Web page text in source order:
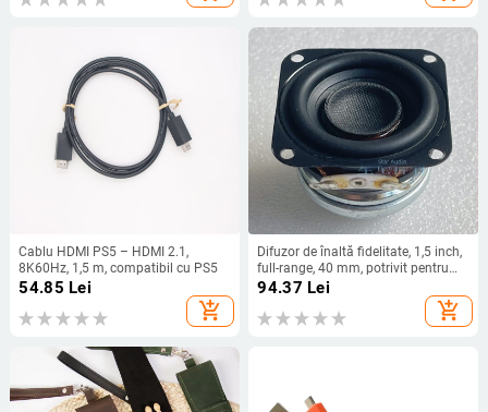
Cablu HDMI PS5 – HDMI 2.1,
8K60Hz, 1,5 m, compatibil cu PS5
54.85 Lei
add_shopping_cart
Difuzor de înaltă fidelitate, 1,5 inch,
full-range, 40 mm, potrivit pentru
repararea și înlocuirea difuzoarelor
94.37 Lei
add_shopping_cart